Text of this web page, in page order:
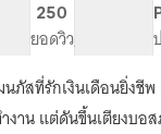
ตัว
พ่อ
250
ยอดวิวระดับเนื้อหา
นภัสที่รักเงินเดือนยิ่งชี
าน แต่ดันขึ้นเตียงบอส